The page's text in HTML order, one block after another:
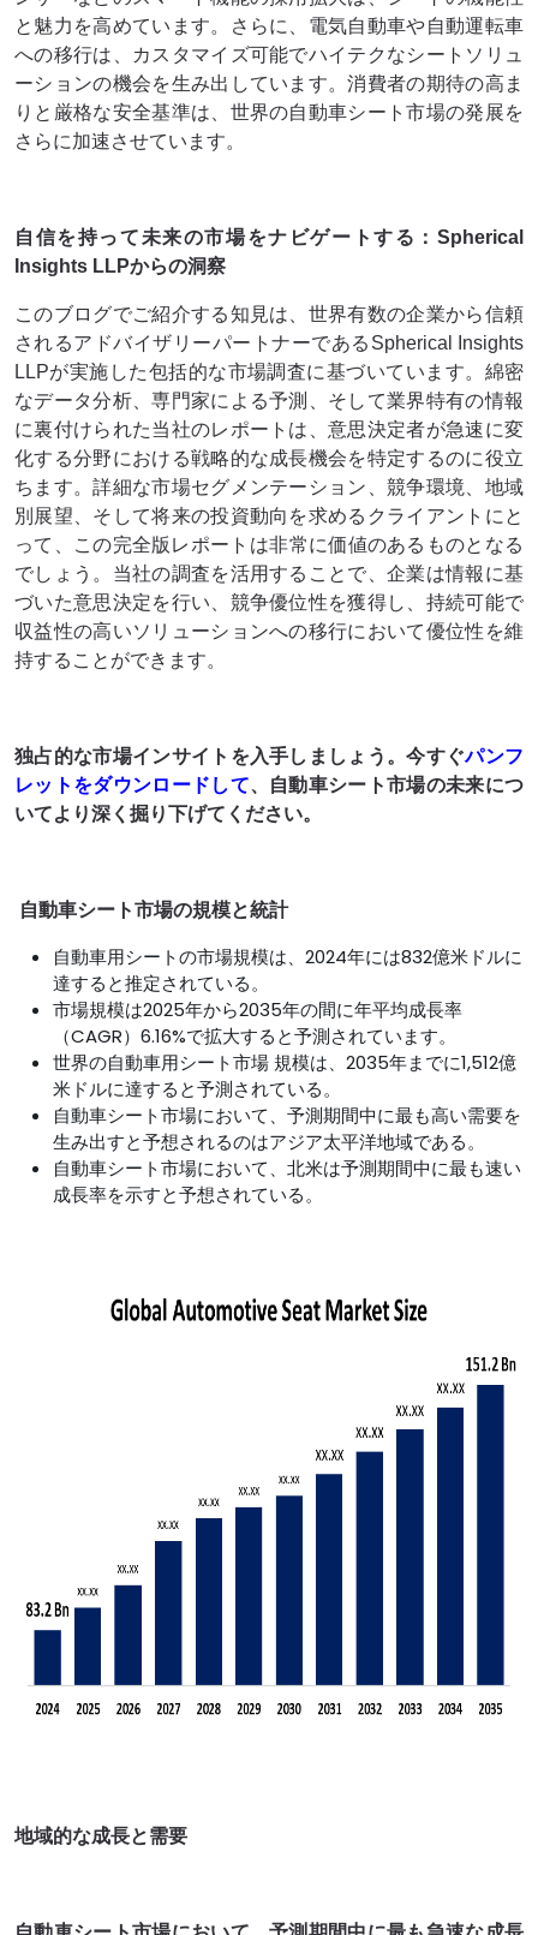
と魅力を高めています。さらに、電気自動車や自動運転車
への移行は、カスタマイズ可能でハイテクなシートソリュ
ーションの機会を生み出しています。消費者の期待の高ま
りと厳格な安全基準は、世界の自動車シート市場の発展を
さらに加速させています。
自信を持って未来の市場をナビゲートする：Spherical
Insights LLPからの洞察
このブログでご紹介する知見は、世界有数の企業から信頼
されるアドバイザリーパートナーであるSpherical Insights
LLPが実施した包括的な市場調査に基づいています。綿密
なデータ分析、専門家による予測、そして業界特有の情報
に裏付けられた当社のレポートは、意思決定者が急速に変
化する分野における戦略的な成長機会を特定するのに役立
ちます。詳細な市場セグメンテーション、競争環境、地域
別展望、そして将来の投資動向を求めるクライアントにと
って、この完全版レポートは非​​常に価値のあるものとなる
でしょう。当社の調査を活用することで、企業は情報に基
づいた意思決定を行い、競争優位性を獲得し、持続可能で
収益性の高いソリューションへの移行において優位性を維
持することができます。
独占的な市場インサイトを入手しましょう。今すぐパンフ
レットをダウンロードして、自動車シート市場の未来につ
いてより深く掘り下げてください。
自動車シート市場の規模と統計
自動車用シートの市場規模は、2024年には832億米ドルに
達すると推定されている。
市場規模は2025年から2035年の間に年平均成長率
（CAGR）6.16%で拡大すると予測されています。
世界の自動車用シート市場 規模は、2035年までに1,512億
米ドルに達すると予測されている。
自動車シート市場において、予測期間中に最も高い需要を
生み出すと予想されるのはアジア太平洋地域である。
自動車シート市場において、北米は予測期間中に最も速い
成長率を示すと予想されている。
地域的な成長と需要